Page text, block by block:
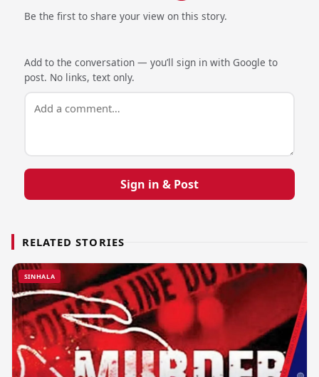
Be the first to share your view on this story.
Add to the conversation — you’ll sign in with Google to
post. No links, text only.
Sign in & Post
RELATED STORIES
SINHALA